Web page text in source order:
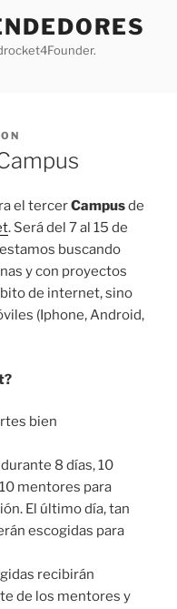
el tercerCampusde
. Será del 7 al 15 de
buscando
y con proyectos
de internet, sino
(Iphone, Android,
bien
durante 8 días, 10
mentores para
El último día, tan
escogidas para
recibirán
de los mentores y